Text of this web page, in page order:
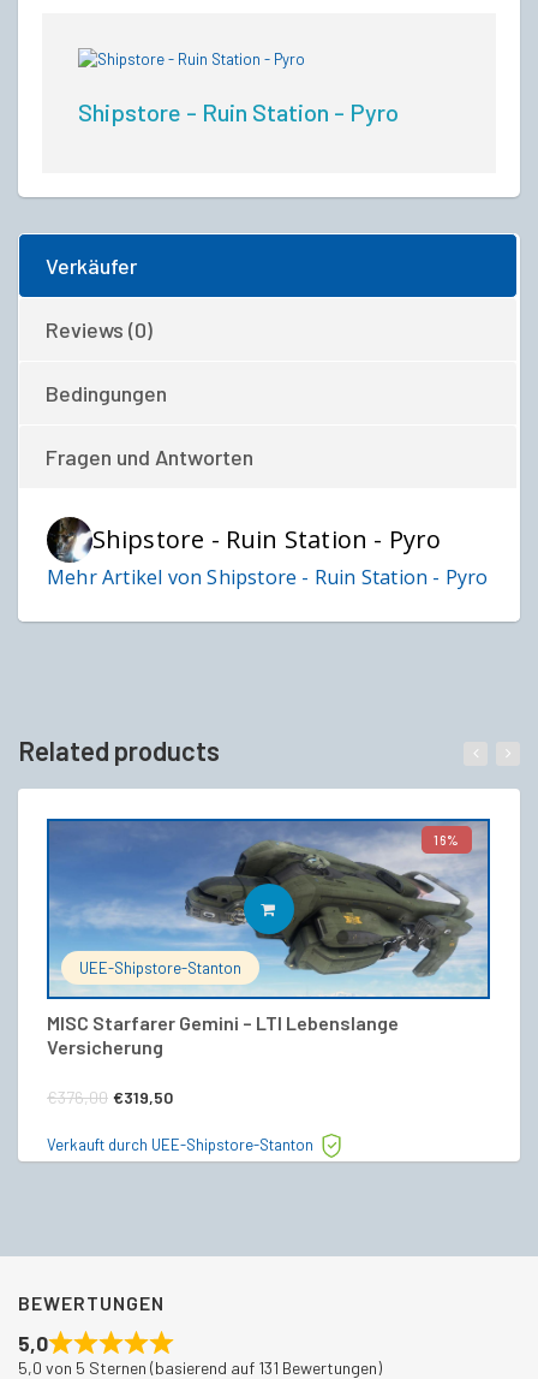
Shipstore - Ruin Station - Pyro
Verkäufer
Reviews (0)
Bedingungen
Fragen und Antworten
Shipstore - Ruin Station - Pyro
Mehr Artikel von Shipstore - Ruin Station - Pyro
Related products
16%
UEE-Shipstore-Stanton
MISC Starfarer Gemini – LTI Lebenslange
Versicherung
€376,00 Ursprünglicher
war:
€319,50
ist:
IN DEN WARENKORB
Verkauft durch UEE-Shipstore-Stanton
BEWERTUNGEN
5,0
5,0 von 5 Sternen (basierend auf 131 Bewertungen)